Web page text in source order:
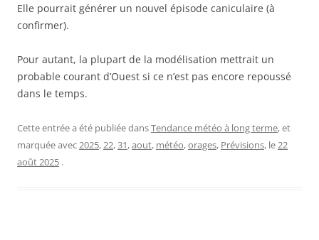
Elle pourrait générer un nouvel épisode caniculaire (à
confirmer).
Pour autant, la plupart de la modélisation mettrait un
probable courant d’Ouest si ce n’est pas encore repoussé
dans le temps.
Cette entrée a été publiée dansTendance météo à long terme, et
marquée avec2025,22,31,aout, météo,orages, Prévisions, le22
août 2025 .